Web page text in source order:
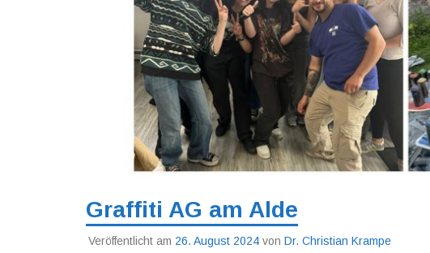
Graffiti AG am Alde
Veröffentlicht am 26. August 2024von Dr. Christian Krampe